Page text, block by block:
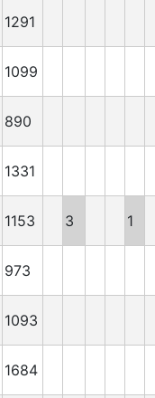
1291
1099
890
1331
1153 3 1
973
1093
1684